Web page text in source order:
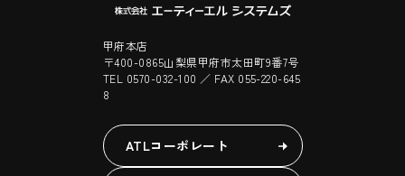
甲府本店
〒400-0865山梨県甲府市太田町9番7号
TEL 0570-032-100 ／ FAX 055-220-645
8
ATLコーポレート